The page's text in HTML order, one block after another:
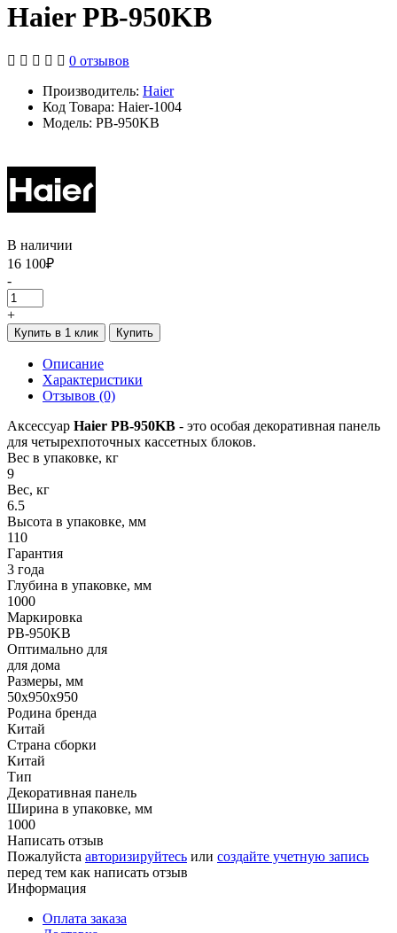
Haier PB-950KB
0 отзывов
Производитель: Haier
Код Товара: Haier-1004
Модель: PB-950KB
В наличии
16 100₽
-
+
Купить в 1 клик Купить
Описание
Характеристики
Отзывов (0)
Аксессуар Haier PB-950KB - это особая декоративная панель
для четырехпоточных кассетных блоков.
Вес в упаковке, кг
9
Вес, кг
6.5
Высота в упаковке, мм
110
Гарантия
3 года
Глубина в упаковке, мм
1000
Маркировка
PB-950KB
Оптимально для
для дома
Размеры, мм
50x950x950
Родина бренда
Китай
Страна сборки
Китай
Тип
Декоративная панель
Ширина в упаковке, мм
1000
Написать отзыв
Пожалуйста авторизируйтесь или создайте учетную запись
перед тем как написать отзыв
Информация
Оплата заказа